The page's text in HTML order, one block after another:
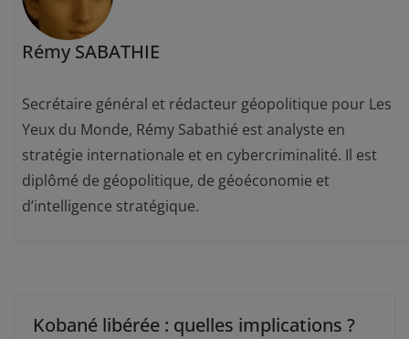
Rémy SABATHIE
Secrétaire général et rédacteur géopolitique pour Les
Yeux du Monde, Rémy Sabathié est analyste en
stratégie internationale et en cybercriminalité. Il est
diplômé de géopolitique, de géoéconomie et
d’intelligence stratégique.
Kobané libérée : quelles implications ?